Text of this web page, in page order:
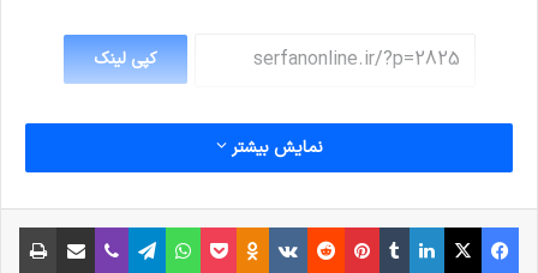
کپی لینک
نمایش بیشتر
فیس بوک X لینکدین
‫تامبلر‫پین‌ترست
‫رددیت‫VKontakte
‫Odnoklassniki
پاکتواتس آپ تلگراموایبر اشتراک گذاری از طریق ایمیل